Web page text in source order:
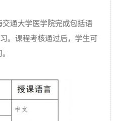
通大学医学院完成包括语
。课程考核通过后，学生可